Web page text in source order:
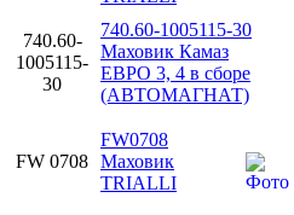
740.60-
1005115-
30
740.60-1005115-30
Маховик Камаз
ЕВРО 3, 4 в сборе
(АВТОМАГНАТ)
FW 0708
FW0708
Маховик
TRIALLI